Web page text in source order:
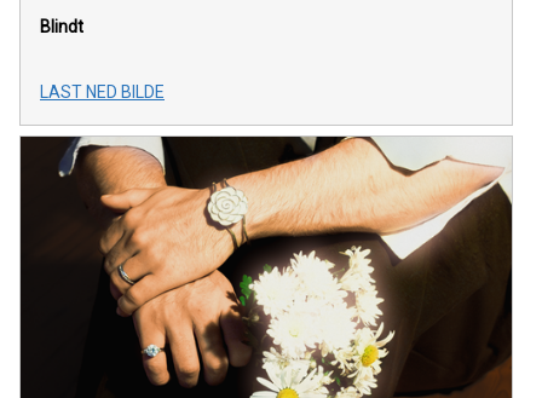
Blindt
LAST NED BILDE